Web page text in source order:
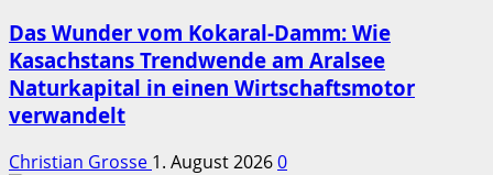
Das Wunder vom Kokaral-Damm: Wie
Kasachstans Trendwende am Aralsee
Naturkapital in einen Wirtschaftsmotor
verwandelt
Christian Grosse 1. August 20260